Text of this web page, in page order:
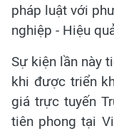
pháp luật với
nghiệp - Hiệu
Sự kiện lần này
khi được triển
giá trực tuyến
tiên phong tại